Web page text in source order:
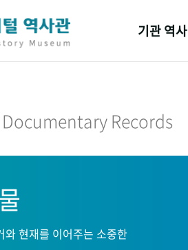
기관 역사
기관 변천사
Documentary Records
현재를 이어주는 소중한